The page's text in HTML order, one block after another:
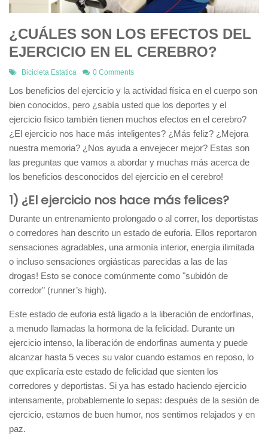
¿CUÁLES SON LOS EFECTOS DEL
EJERCICIO EN EL CEREBRO?
Bicicleta Estatica 0 Comments
Los beneficios del ejercicio y la actividad física en el cuerpo son
bien conocidos, pero ¿sabía usted que los deportes y el
ejercicio fisico también tienen muchos efectos en el cerebro?
¿El ejercicio nos hace más inteligentes? ¿Más feliz? ¿Mejora
nuestra memoria? ¿Nos ayuda a envejecer mejor? Estas son
las preguntas que vamos a abordar y muchas más acerca de
los beneficios desconocidos del ejercicio en el cerebro!
1) ¿El ejercicio nos hace más felices?
Durante un entrenamiento prolongado o al correr, los deportistas
o corredores han descrito un estado de euforia. Ellos reportaron
sensaciones agradables, una armonía interior, energía ilimitada
o incluso sensaciones orgiásticas parecidas a las de las
drogas! Esto se conoce comúnmente como "subidón de
corredor" (runner’s high).
Este estado de euforia está ligado a la liberación de endorfinas,
a menudo llamadas la hormona de la felicidad. Durante un
ejercicio intenso, la liberación de endorfinas aumenta y puede
alcanzar hasta 5 veces su valor cuando estamos en reposo, lo
que explicaría este estado de felicidad que sienten los
corredores y deportistas. Si ya has estado haciendo ejercicio
intensamente, probablemente lo sepas: después de la sesión de
ejercicio, estamos de buen humor, nos sentimos relajados y en
paz.